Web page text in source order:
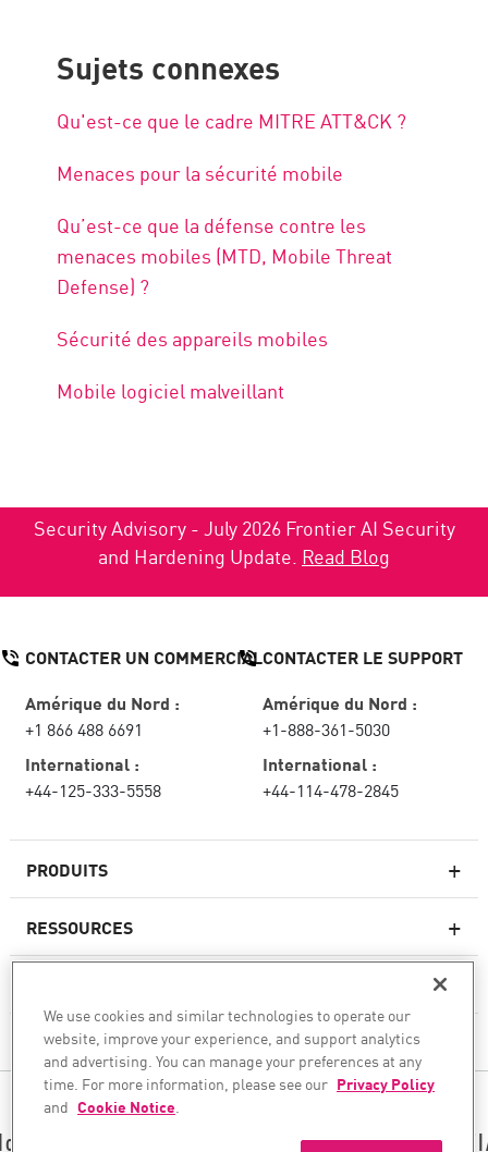
Sujets connexes
Qu'est-ce que le cadre MITRE ATT&CK ?
Menaces pour la sécurité mobile
Qu’est-ce que la défense contre les
menaces mobiles (MTD, Mobile Threat
Defense) ?
Sécurité des appareils mobiles
Mobile logiciel malveillant
Security Advisory - July 2026 Frontier AI Security
and Hardening Update. Read Blog
PRODUITS
Pare-feux de nouvelle génération
Sécurité réseau pour le cloud
WAF
RESSOURCES
CHECK POINT
CONTACTER UN COMMERCIAL
Amérique du Nord :
+1 866 488 6691
International :
+44-125-333-5558
CONTACTER LE SUPPORT
Amérique du Nord :
+1-888-361-5030
International :
+44-114-478-2845
SUIVEZ-NOUS
sécurisons votre transformation en matière
We use cookies and similar technologies to operate our
website, improve your experience, and support analytics
and advertising. You can manage your preferences at any
time. For more information, please see our Privacy Policy
and Cookie Notice.